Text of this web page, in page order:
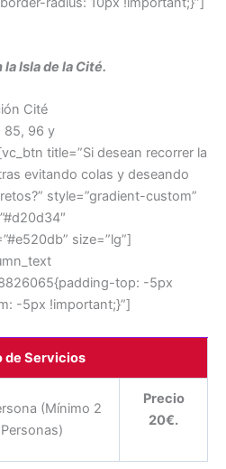
Isla de la Cité.
Cité
85, 96 y
title=”Si desean recorrer la
evitando colas y deseando
style=”gradient-custom”
size=”lg”]
top: -5px
-5px !important;}”]
de Servicios
(Mínimo 2
Personas)
Precio
20€.